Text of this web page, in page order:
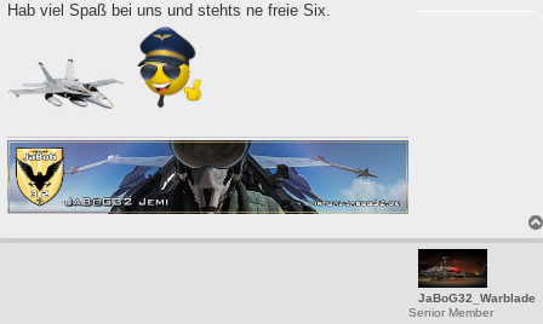
r
Hab viel Spaß bei uns und stehts ne freie Six.
JaBoG32_Warblade
Senior Member